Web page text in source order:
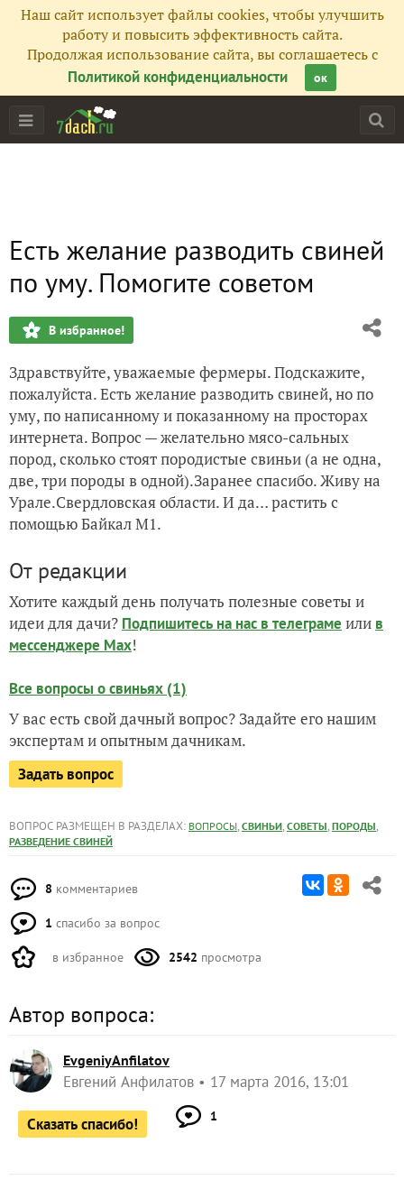
Наш сайт использует файлы cookies, чтобы улучшить
работу и повысить эффективность сайта.
Продолжая использование сайта, вы соглашаетесь с
Политикой конфиденциальности
ок
Есть желание разводить свиней
по уму. Помогите советом
В избранное!
Здравствуйте, уважаемые фермеры. Подскажите,
пожалуйста. Есть желание разводить свиней, но по
уму, по написанному и показанному на просторах
интернета. Вопрос — желательно мясо-сальных
пород, сколько стоят породистые свиньи (а не одна,
две, три породы в одной).Заранее спасибо. Живу на
Урале.Свердловская области. И да… растить с
помощью Байкал М1.
От редакции
Хотите каждый день получать полезные советы и
идеи для дачи? Подпишитесь на нас в телеграме или в
мессенджере Max!
Все вопросы о свиньях (1)
У вас есть свой дачный вопрос? Задайте его нашим
экспертам и опытным дачникам.
Задать вопрос
ВОПРОС РАЗМЕЩЕН В РАЗДЕЛАХ: ВОПРОСЫ, СВИНЬИ, СОВЕТЫ, ПОРОДЫ,
РАЗВЕДЕНИЕ СВИНЕЙ
8 комментариев
1 спасибо за вопрос
в избранное 2542 просмотра
Автор вопроса:
EvgeniyAnfilatov
Евгений Анфилатов 17 марта 2016, 13:01
Сказать спасибо! 1